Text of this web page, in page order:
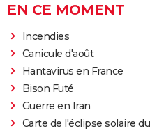
EN CE MOMENT
Incendies
Canicule d'août
Hantavirus en France
Bison Futé
Guerre en Iran
Carte de l'éclipse solaire